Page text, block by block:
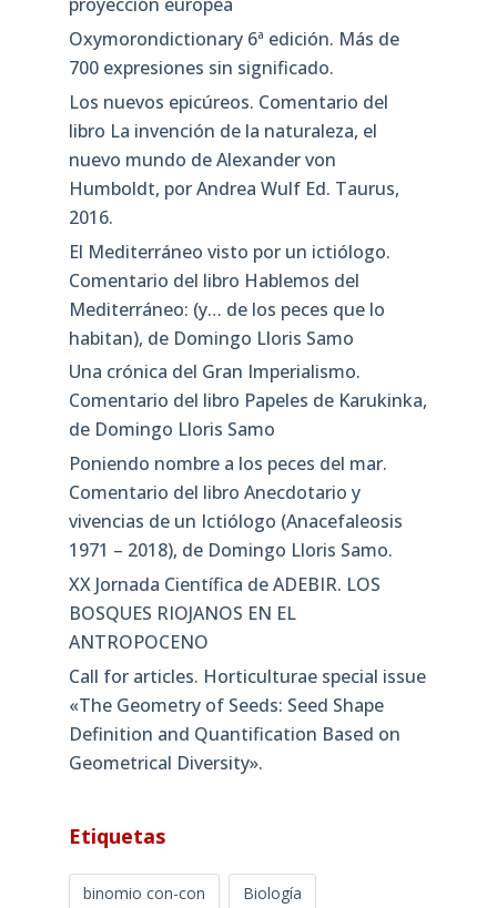
Oxymorondictionary 6ª edición. Más de
700 expresiones sin significado.
Los nuevos epicúreos. Comentario del
libro La invención de la naturaleza, el
nuevo mundo de Alexander von
Humboldt, por Andrea Wulf Ed. Taurus,
2016.
El Mediterráneo visto por un ictiólogo.
Comentario del libro Hablemos del
Mediterráneo: (y… de los peces que lo
habitan), de Domingo Lloris Samo
Una crónica del Gran Imperialismo.
Comentario del libro Papeles de Karukinka,
de Domingo Lloris Samo
Poniendo nombre a los peces del mar.
Comentario del libro Anecdotario y
vivencias de un Ictiólogo (Anacefaleosis
1971 – 2018), de Domingo Lloris Samo.
XX Jornada Científica de ADEBIR. LOS
BOSQUES RIOJANOS EN EL
ANTROPOCENO
Call for articles. Horticulturae special issue
«The Geometry of Seeds: Seed Shape
Definition and Quantification Based on
Geometrical Diversity»​.
Etiquetas
binomio con-con Biología